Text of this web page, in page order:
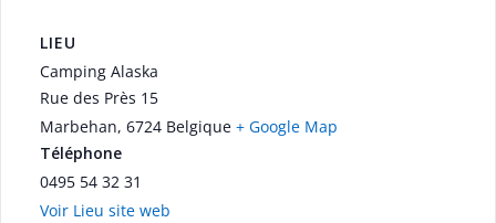
LIEU
Camping Alaska
Rue des Près 15
Marbehan, 6724 Belgique + Google Map
Téléphone
0495 54 32 31
Voir Lieu site web